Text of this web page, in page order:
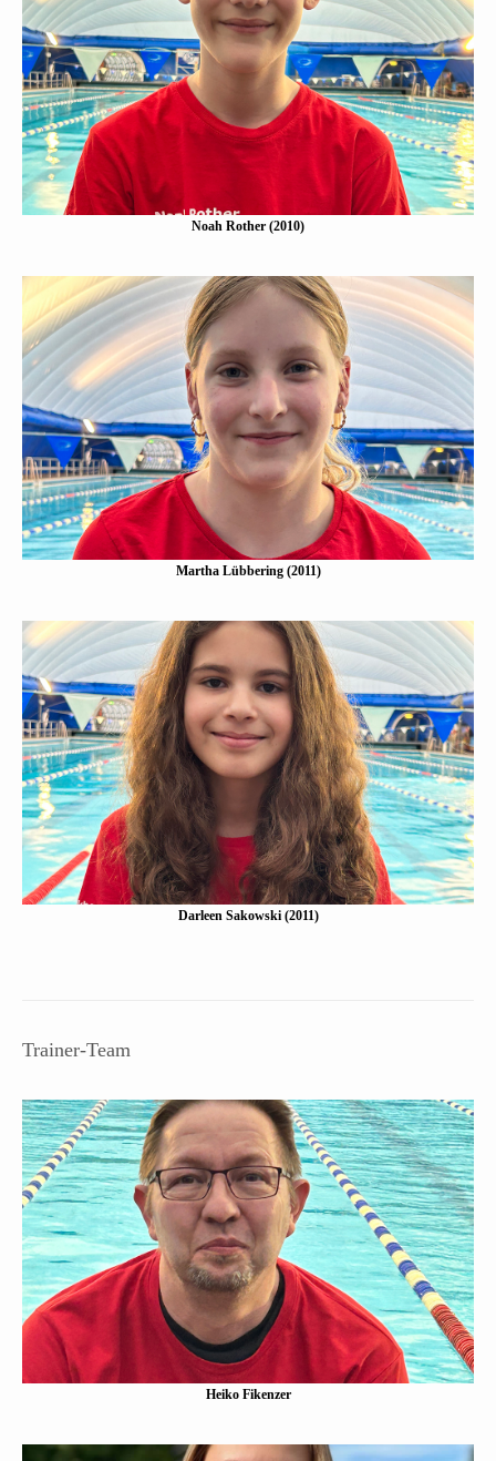
Noah Rother (2010)
Eine Kurzbeschreibung folgt…
Mehr erfahen
Noah Rother (2010)
Martha Lübbering (2011)
Eine Kurzbeschreibung folgt…
Mehr erfahen
Martha Lübbering (2011)
Darleen Sakowski (2011)
Eine Kurzbeschreibung folgt…
Mehr erfahen
Darleen Sakowski (2011)
Trainer-Team
Heiko Fikenzer
Eine Kurzbeschreibung folgt…
Mehr erfahen
Heiko Fikenzer